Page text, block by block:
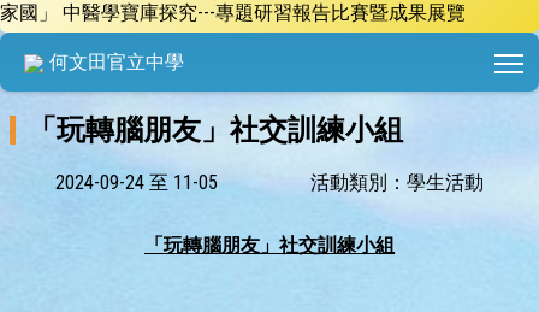
家國」 中醫學寶庫探究---專題研習報告比賽暨成果展覽
何文田官立中學
「玩轉腦朋友」社交訓練小組
2024-09-24 至 11-05 活動類別：學生活動
「玩轉腦朋友」社交訓練小組